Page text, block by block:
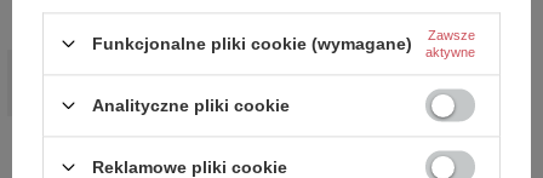
Kubek termiczny Contigo West Loop 2.0 470ml - Floresy -
Biscay Bay
Najniższa cena produktu w okresie 30 dni przed
Funkcjonalne pliki cookie (wymagane)
Zawsze
aktywne
Analityczne pliki cookie
Reklamowe pliki cookie